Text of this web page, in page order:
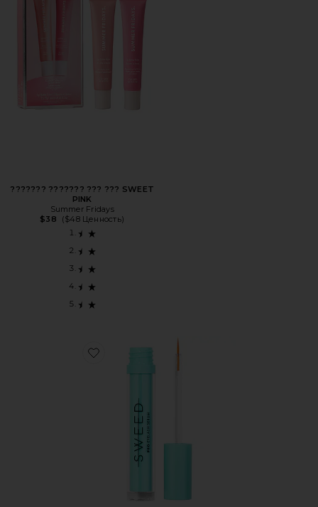
??????? ??????? ??? ??? SWEET
PINK
Summer Fridays
$38
($48 Ценность)
Favorite СЫВОРОТКА ДЛЯ РОСТА EYELASH GROWTH